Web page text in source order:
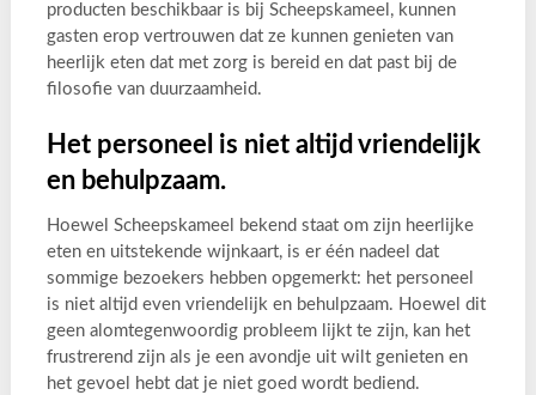
producten beschikbaar is bij Scheepskameel, kunnen
gasten erop vertrouwen dat ze kunnen genieten van
heerlijk eten dat met zorg is bereid en dat past bij de
filosofie van duurzaamheid.
Het personeel is niet altijd vriendelijk
en behulpzaam.
Hoewel Scheepskameel bekend staat om zijn heerlijke
eten en uitstekende wijnkaart, is er één nadeel dat
sommige bezoekers hebben opgemerkt: het personeel
is niet altijd even vriendelijk en behulpzaam. Hoewel dit
geen alomtegenwoordig probleem lijkt te zijn, kan het
frustrerend zijn als je een avondje uit wilt genieten en
het gevoel hebt dat je niet goed wordt bediend.